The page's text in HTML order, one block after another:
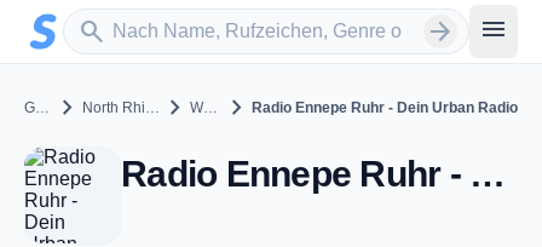
Zum Hauptinhalt springen
search
Sender suchen arrow_forward menu
Germany chevron_right North Rhine-Westphalia chevron_right Wuppertal chevron_right Radio Ennepe Ruhr - Dein Urban Radio
Radio Ennepe Ruhr - Dein Urban Radio - Wuppertal